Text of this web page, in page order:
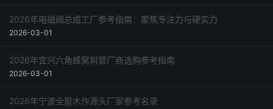
2026年电磁阀总成工厂参考指南：聚焦专注力与硬实力
2026-03-01
2026年宜兴六角蜂窝斜管厂商选购参考指南
2026-03-01
2026年宁波全屋木作源头厂家参考名录